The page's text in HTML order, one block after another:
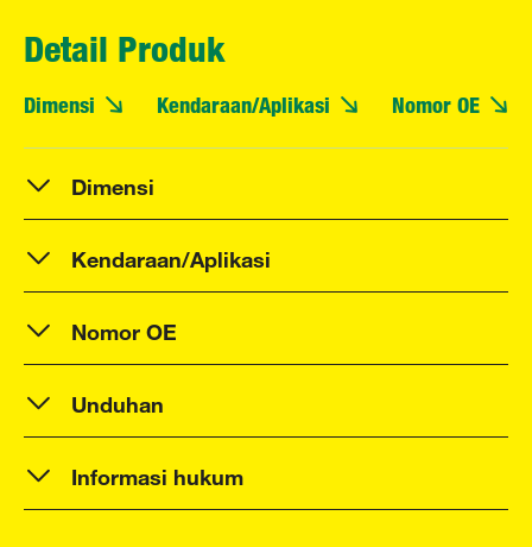
Detail Produk
Dimensi Kendaraan/Aplikasi Nomor OE
Dimensi
Kendaraan/Aplikasi
Nomor OE
Unduhan
Informasi hukum